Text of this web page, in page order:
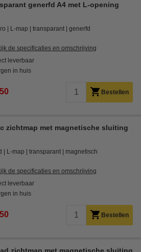
generfd A4 met L-opening
L-map transparant generfd
de specificaties en omschrijving
leverbaar
in huis
Bestellen
zichtmap met magnetische sluiting
L-map transparant magnetisch
de specificaties en omschrijving
leverbaar
in huis
Bestellen